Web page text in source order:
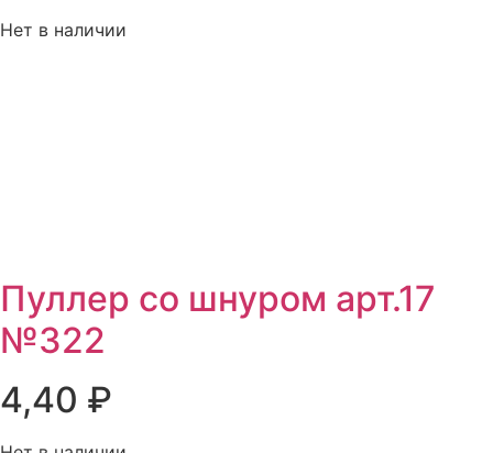
Нет в наличии
Пуллер со шнуром арт.17
№322
4,40 ₽